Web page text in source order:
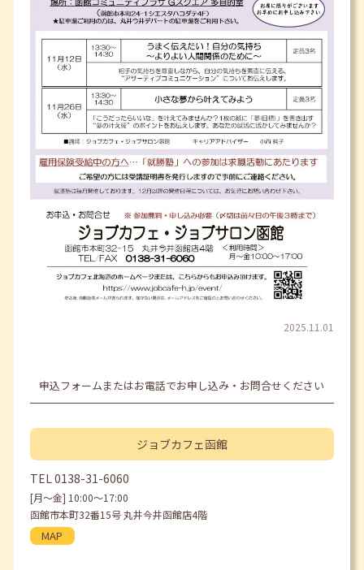
2025.11.01
申込フォームまたはお電話でお申し込み・お問合せください
ジョブカフェ函館
TEL 0138-31-6060
[月〜金] 10:00〜17:00
函館市本町32番15号 丸井今井函館店4階
MAP